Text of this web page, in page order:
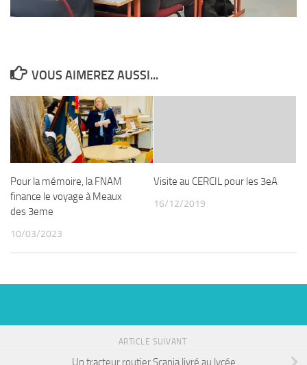
VOUS AIMEREZ AUSSI...
Pour la mémoire, la FNAM
finance le voyage à Meaux
des 3eme
10/03/2023
Visite au CERCIL pour les 3eA
16/12/2019
ARTICLE SUIVANT
Un tracteur routier Scania livré au lycée